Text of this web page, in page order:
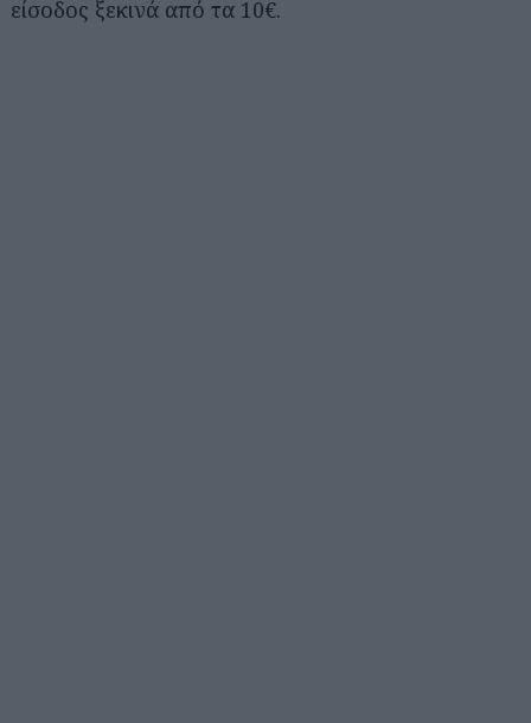
είσοδος ξεκινά από τα 10€.